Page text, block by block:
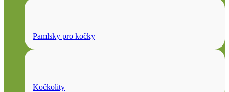
Pamlsky pro kočky
Kočkolity